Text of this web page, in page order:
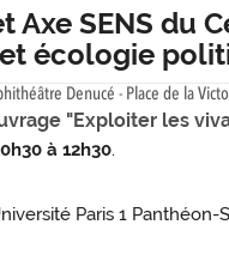
Axe SENS du
écologie
Denucé - Place de la
"Exploiter les
à 12h30.
Paris 1 Panthéon-